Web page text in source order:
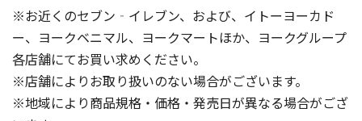
※お近くのセブン‐イレブン、および、イトーヨーカド
ー、ヨークベニマル、ヨークマートほか、ヨークグループ
各店舗にてお買い求めください。
※店舗によりお取り扱いのない場合がございます。
※地域により商品規格・価格・発売日が異なる場合がござ